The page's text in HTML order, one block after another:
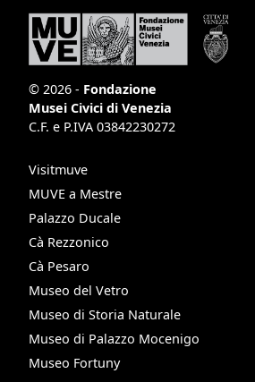
© 2026 - Fondazione
Musei Civici di Venezia
C.F. e P.IVA 03842230272
Visitmuve
MUVE a Mestre
Palazzo Ducale
Cà Rezzonico
Cà Pesaro
Museo del Vetro
Museo di Storia Naturale
Museo di Palazzo Mocenigo
Museo Fortuny